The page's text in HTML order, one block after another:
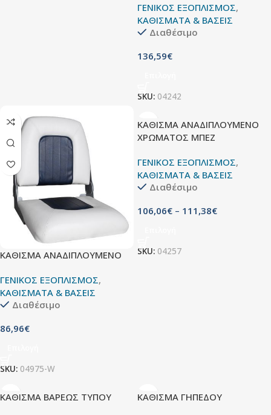
ΓΕΝΙΚΟΣ ΕΞΟΠΛΙΣΜΟΣ,
ΚΑΘΙΣΜΑΤΑ & ΒΑΣΕΙΣ
Διαθέσιμο
136,59€
SKU: 04242
ΚΑΘΙΣΜΑ ΑΝΑΔΙΠΛΟΥΜΕΝΟ
ΓΕΝΙΚΟΣ ΕΞΟΠΛΙΣΜΟΣ,
ΚΑΘΙΣΜΑΤΑ & ΒΑΣΕΙΣ
Διαθέσιμο
86,96€
SKU: 04975-W
ΚΑΘΙΣΜΑ ΑΝΑΔΙΠΛΟΥΜΕΝΟ
ΧΡΩΜΑΤΟΣ ΜΠΕΖ
ΓΕΝΙΚΟΣ ΕΞΟΠΛΙΣΜΟΣ,
ΚΑΘΙΣΜΑΤΑ & ΒΑΣΕΙΣ
Διαθέσιμο
106,06€ – 111,38€
SKU: 04257
ΚΑΘΙΣΜΑ ΒΑΡΕΩΣ ΤΥΠΟΥ ΚΑΘΙΣΜΑ ΓΗΠΕΔΟΥ